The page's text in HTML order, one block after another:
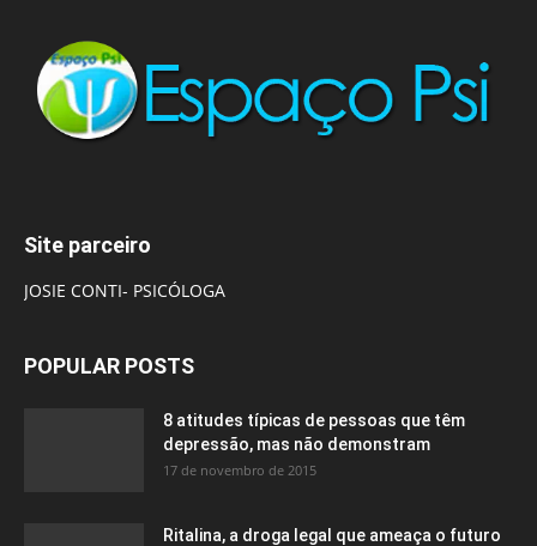
Site parceiro
JOSIE CONTI- PSICÓLOGA
POPULAR POSTS
8 atitudes típicas de pessoas que têm
depressão, mas não demonstram
17 de novembro de 2015
Ritalina, a droga legal que ameaça o futuro